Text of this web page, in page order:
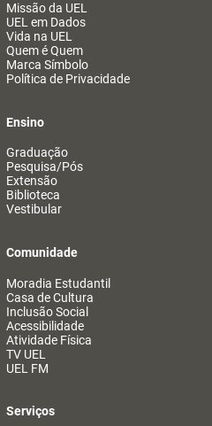
Missão da UEL
UEL em Dados
Vida na UEL
Quem é Quem
Marca Símbolo
Política de Privacidade
Ensino
Graduação
Pesquisa/Pós
Extensão
Biblioteca
Vestibular
Comunidade
Moradia Estudantil
Casa de Cultura
Inclusão Social
Acessibilidade
Atividade Física
TV UEL
UEL FM
Serviços